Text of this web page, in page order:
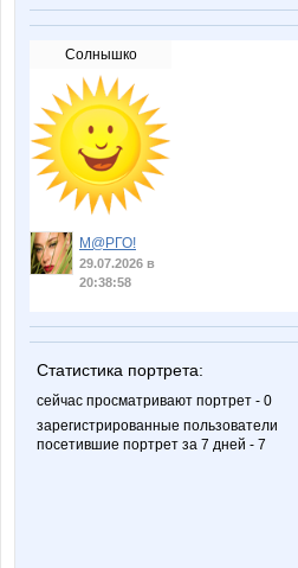
Солнышко
М@РГО!
29.07.2026 в
20:38:58
Статистика портрета:
сейчас просматривают портрет - 0
зарегистрированные пользователи
посетившие портрет за 7 дней - 7